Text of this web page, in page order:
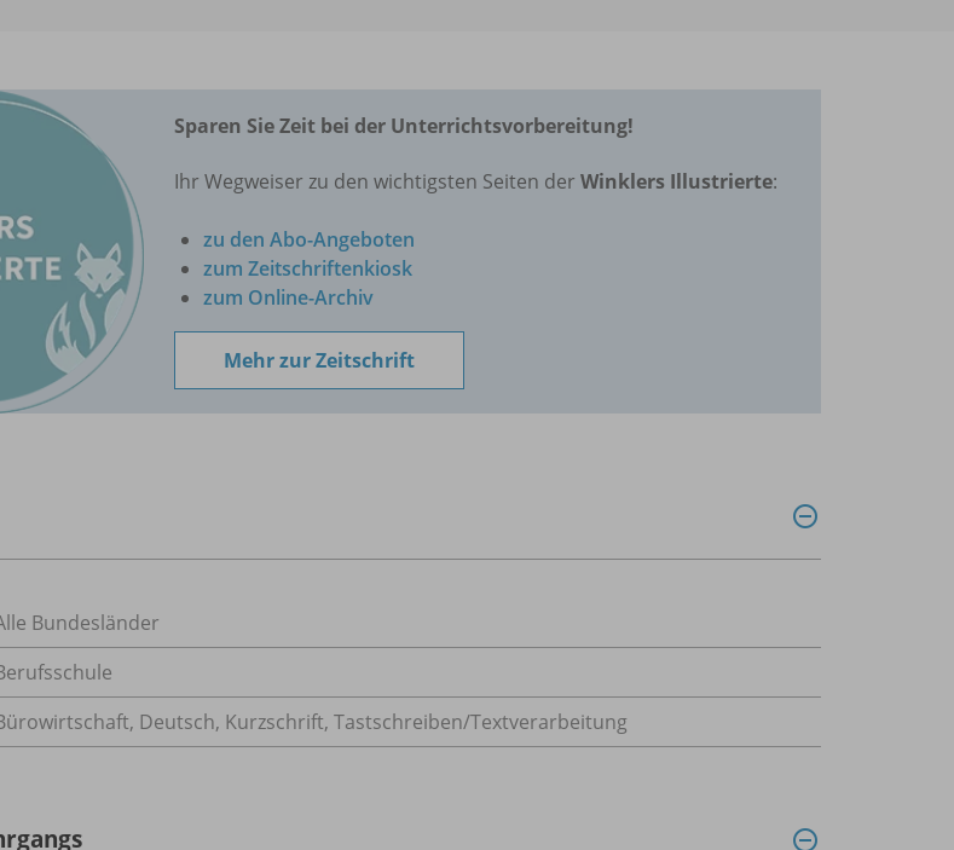
Sparen Sie Zeit bei der Unterrichtsvorbereitung!
Ihr Wegweiser zu den wichtigsten Seiten der Winklers Illustrierte:
zu den Abo-Angeboten
zum Zeitschriftenkiosk
zum Online-Archiv
Mehr zur Zeitschrift
Bundesländer
, Deutsch, Kurzschrift, Tastschreiben/Textverarbeitung